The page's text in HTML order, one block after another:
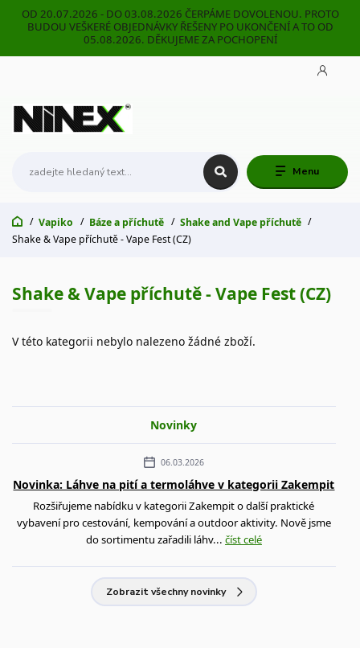
OD 20.07.2026 - DO 03.08.2026 ČERPÁME DOVOLENOU. PROTO
BUDOU VEŠKERÉ OBJEDNÁVKY ŘEŠENY PO UKONČENÍ A TO OD
05.08.2026. DĚKUJEME ZA POCHOPENÍ
Menu
Vapiko Báze a příchutě
Shake and Vape příchutě
Shake & Vape příchutě - Vape Fest (CZ)
Shake & Vape příchutě - Vape Fest (CZ)
V této kategorii nebylo nalezeno žádné zboží.
Novinky
06.03.2026
Novinka: Láhve na pití a termoláhve v kategorii Zakempit
Rozšiřujeme nabídku v kategorii Zakempit o další praktické
vybavení pro cestování, kempování a outdoor aktivity. Nově jsme
do sortimentu zařadili láhv... číst celé
Zobrazit všechny novinky